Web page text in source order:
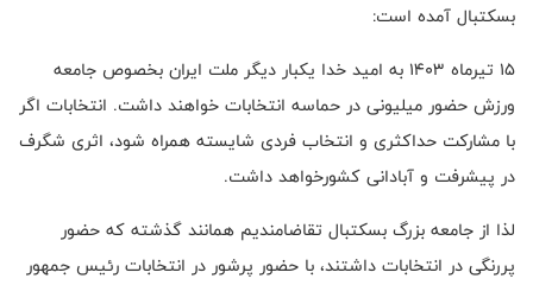
بسکتبال آمده است:
15 تیرماه 1403 به امید خدا یکبار دیگر ملت ایران بخصوص جامعه
ورزش حضور میلیونی در حماسه انتخابات خواهند داشت. انتخابات اگر
با مشارکت حداکثری و انتخاب فردی شایسته همراه شود، اثری شگرف
در پیشرفت و آبادانی کشورخواهد داشت.
لذا از جامعه بزرگ بسکتبال تقاضامندیم همانند گذشته که حضور
پررنگی در انتخابات داشتند، با حضور پرشور در انتخابات رئیس جمهور